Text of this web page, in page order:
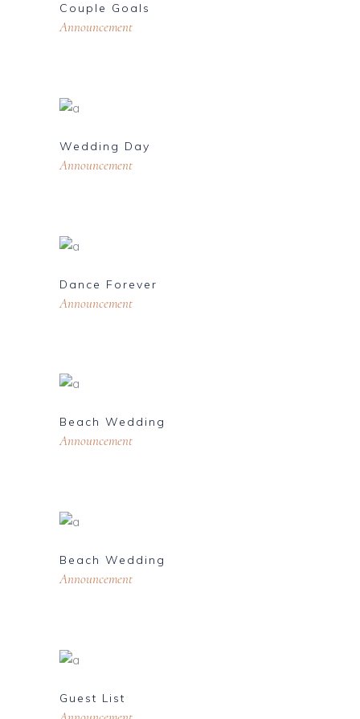
Couple Goals
Announcement
Wedding Day
Announcement
Dance Forever
Announcement
Beach Wedding
Announcement
Beach Wedding
Announcement
Guest List